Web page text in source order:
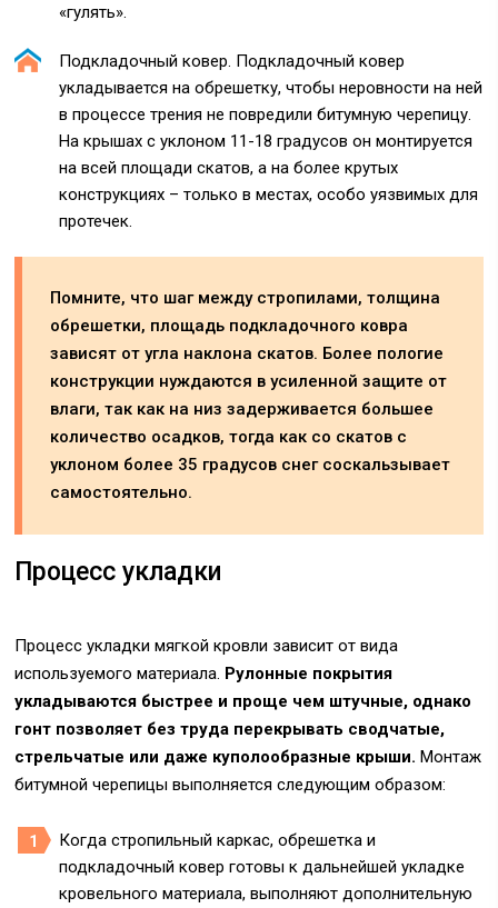
«гулять».
Подкладочный ковер. Подкладочный ковер
укладывается на обрешетку, чтобы неровности на ней
в процессе трения не повредили битумную черепицу.
На крышах с уклоном 11-18 градусов он монтируется
на всей площади скатов, а на более крутых
конструкциях – только в местах, особо уязвимых для
протечек.
Помните, что шаг между стропилами, толщина
обрешетки, площадь подкладочного ковра
зависят от угла наклона скатов. Более пологие
конструкции нуждаются в усиленной защите от
влаги, так как на низ задерживается большее
количество осадков, тогда как со скатов с
уклоном более 35 градусов снег соскальзывает
самостоятельно.
Процесс укладки
Процесс укладки мягкой кровли зависит от вида
используемого материала. Рулонные покрытия
укладываются быстрее и проще чем штучные, однако
гонт позволяет без труда перекрывать сводчатые,
стрельчатые или даже куполообразные крыши. Монтаж
битумной черепицы выполняется следующим образом:
Когда стропильный каркас, обрешетка и
подкладочный ковер готовы к дальнейшей укладке
кровельного материала, выполняют дополнительную